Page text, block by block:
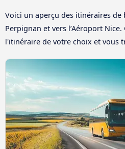
Voici un aperçu des itinéraires
Perpignan et vers l’Aéroport
l'itinéraire de votre choix et vous